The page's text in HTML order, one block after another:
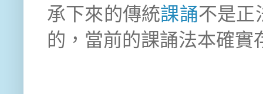
承下來的傳統課誦不是正
的，當前的課誦法本確